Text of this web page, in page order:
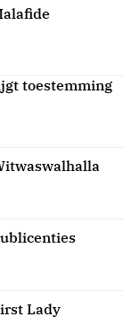
toestemming
Lady